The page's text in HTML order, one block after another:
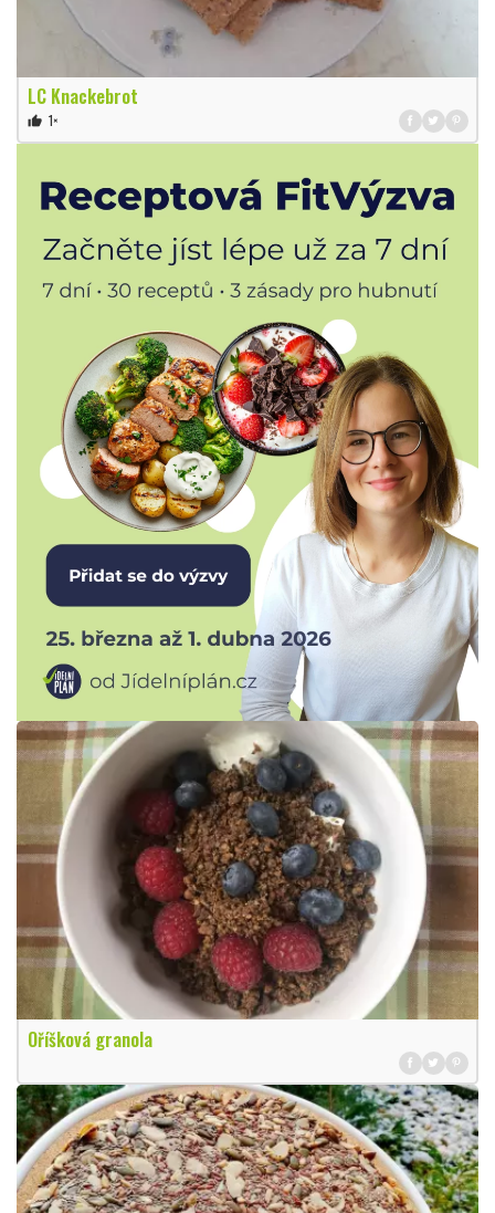
LC Knackebrot
thumb_up 1×
Oříšková granola